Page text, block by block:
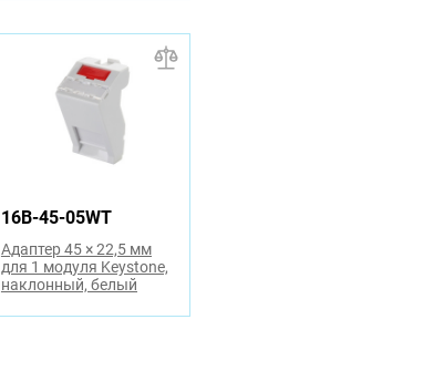
16B-45-05WT
Адаптер 45 × 22,5 мм
для 1 модуля Keystone,
наклонный, белый